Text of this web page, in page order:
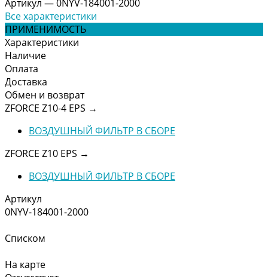
Артикул —0NYV-184001-2000
Все характеристики
ПРИМЕНИМОСТЬ
Характеристики
Наличие
Оплата
Доставка
Обмен и возврат
ZFORCE Z10-4 EPS →
ВОЗДУШНЫЙ ФИЛЬТР В СБОРЕ
ZFORCE Z10 EPS →
ВОЗДУШНЫЙ ФИЛЬТР В СБОРЕ
Артикул
0NYV-184001-2000
Списком
На карте